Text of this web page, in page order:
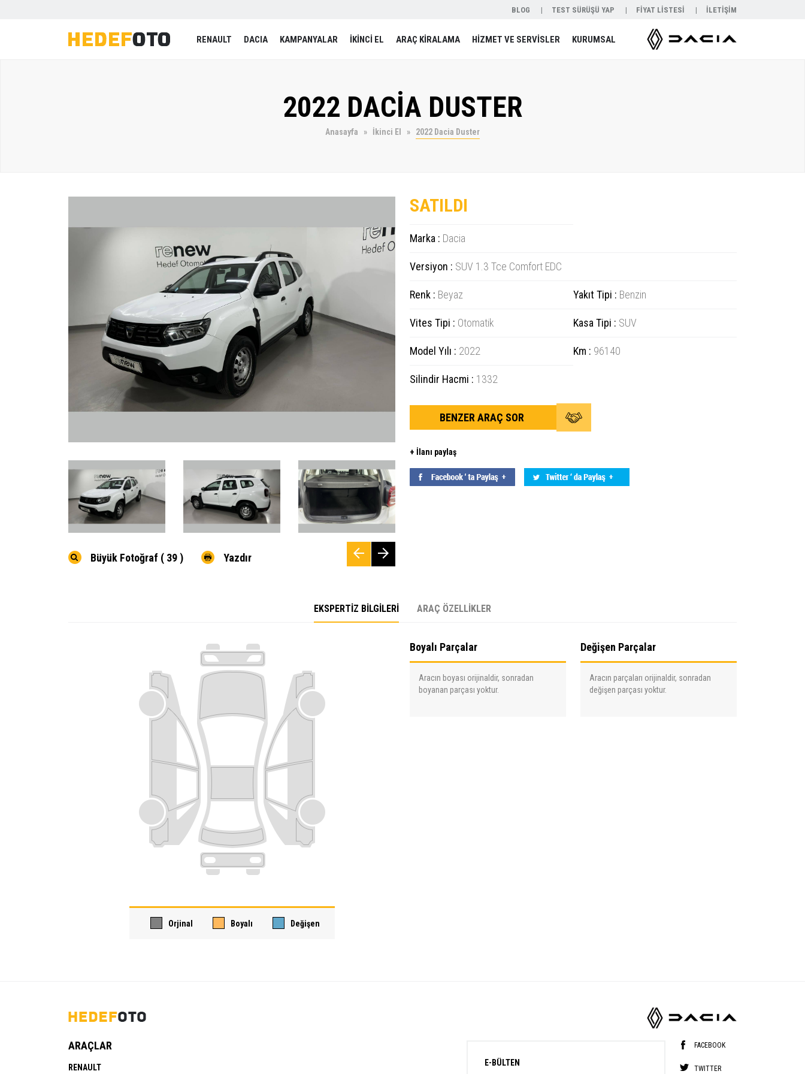
BLOG TEST SÜRÜŞÜ YAP FİYAT LİSTESİ İLETİŞİM
RENAULT DACIA KAMPANYALAR İKİNCİ EL ARAÇ KİRALAMA HİZMET VE SERVİSLER KURUMSAL
2022 DACİA DUSTER
Anasayfa İkinci El 2022 Dacia Duster
Büyük Fotoğraf ( 39 ) Yazdır
SATILDI
Marka : Dacia
Versiyon : SUV 1.3 Tce Comfort EDC
Renk : Beyaz Yakıt Tipi : Benzin
Vites Tipi : Otomatik Kasa Tipi : SUV
Model Yılı : 2022 Km : 96140
Silindir Hacmi : 1332
BENZER ARAÇ SOR
+ İlanı paylaş
EKSPERTİZ BİLGİLERİ ARAÇ ÖZELLİKLER
Orjinal Boyalı Değişen
Boyalı Parçalar
Aracın boyası orijinaldir, sonradan
boyanan parçası yoktur.
Değişen Parçalar
Aracın parçaları orijinaldir, sonradan
değişen parçası yoktur.
ARAÇLAR
RENAULT E-BÜLTEN
FACEBOOK
TWITTER